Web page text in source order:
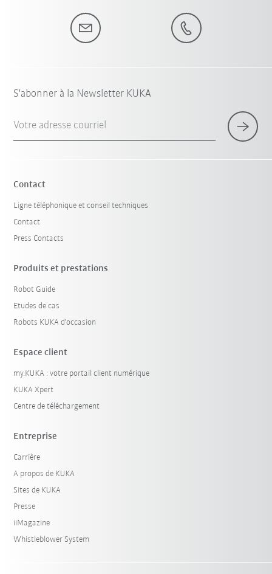
S'abonner à la Newsletter KUKA
Votre adresse courriel
Contact
Ligne téléphonique et conseil techniques
Contact
Press Contacts
Produits et prestations
Robot Guide
Etudes de cas
Robots KUKA d'occasion
Espace client
my.KUKA : votre portail client numérique
KUKA Xpert
Centre de téléchargement
Entreprise
Carrière
A propos de KUKA
Sites de KUKA
Presse
iiMagazine
Whistleblower System